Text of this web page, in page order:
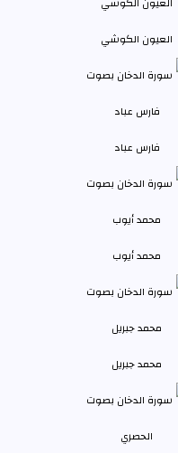
العيون الكوشي
فارس عباد
محمد أيوب
محمد جبريل